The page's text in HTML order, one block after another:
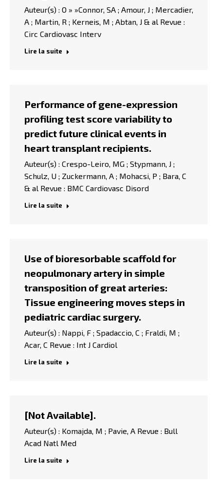
Auteur(s) : O » »Connor, SA ; Amour, J ; Mercadier,
A ; Martin, R ; Kerneis, M ; Abtan, J & al Revue :
Circ Cardiovasc Interv
Lire la suite
Performance of gene-expression
profiling test score variability to
predict future clinical events in
heart transplant recipients.
Auteur(s) : Crespo-Leiro, MG ; Stypmann, J ;
Schulz, U ; Zuckermann, A ; Mohacsi, P ; Bara, C
& al Revue : BMC Cardiovasc Disord
Lire la suite
Use of bioresorbable scaffold for
neopulmonary artery in simple
transposition of great arteries:
Tissue engineering moves steps in
pediatric cardiac surgery.
Auteur(s) : Nappi, F ; Spadaccio, C ; Fraldi, M ;
Acar, C Revue : Int J Cardiol
Lire la suite
[Not Available].
Auteur(s) : Komajda, M ; Pavie, A Revue : Bull
Acad Natl Med
Lire la suite